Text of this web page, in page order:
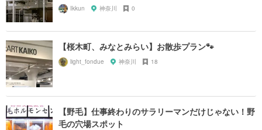
Ikkun 神奈川 0
【桜木町、みなとみらい】お散歩プラン🐾
light_fondue 神奈川 18
【野毛】仕事終わりのサラリーマンだけじゃない！野
毛の穴場スポット